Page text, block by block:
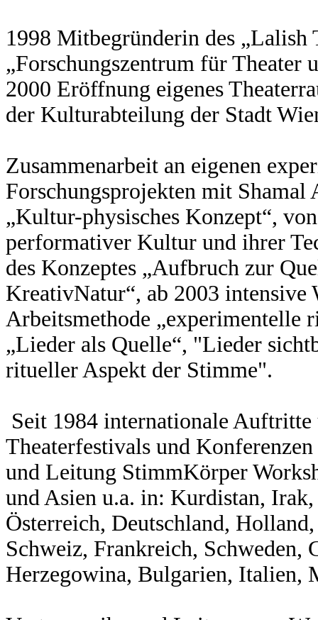
1998 Mitbegründerin des
„Forschungszentrum für Theater
2000 Eröffnung eigenes
der Kulturabteilung der Stadt
Zusammenarbeit an eigenen
Forschungsprojekten mit
„Kultur-physisches Konzept“,
performativer Kultur und ihrer
des Konzeptes „Aufbruch zur
KreativNatur“, ab 2003 intensive
Arbeitsmethode „experimentelle
„Lieder als Quelle“, "Lieder
ritueller Aspekt der Stimme".
Seit 1984 internationale
Theaterfestivals und
und Leitung StimmKörper
und Asien u.a. in: Kurdistan,
Österreich, Deutschland,
Schweiz, Frankreich, Schweden,
Herzegowina, Bulgarien, Italien,